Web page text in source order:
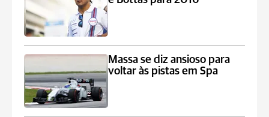
Massa se diz ansioso para
voltar às pistas em Spa